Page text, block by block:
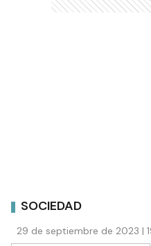
SOCIEDAD
29 de septiembre de 2023 |